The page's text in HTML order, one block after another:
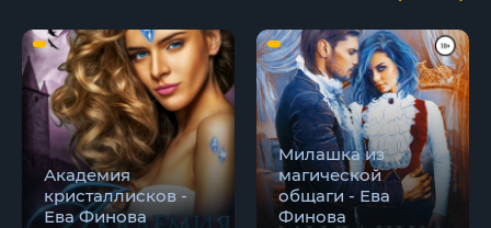
Академия
кристаллисков -
Ева Финова
Милашка из
магической
общаги - Ева
Финова